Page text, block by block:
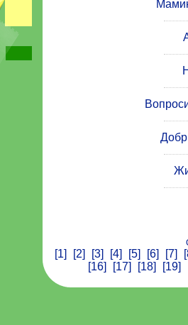
[1] [2] [3] [4] [5] [6] [7]
[16]
[17] [18] [19]